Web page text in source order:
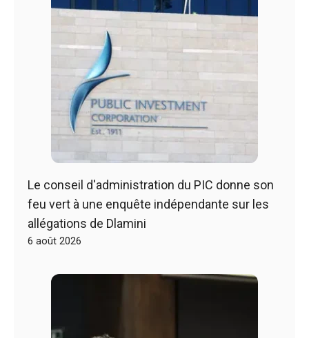
Le conseil d'administration du PIC donne son
feu vert à une enquête indépendante sur les
allégations de Dlamini
6 août 2026